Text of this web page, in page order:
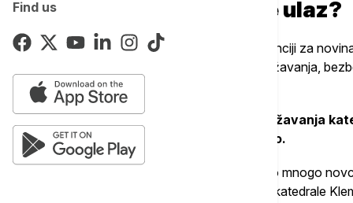
Find usZašto crkva naplaćuje ulaz?
Predstavnici crkve saopštili su na konferenciji za
neophodno kako bi se pokrili troškovi održavanja,
znamenitog zdanja.
Procenjuje se da godišnji troškovi održavanja
odnosno približno 44.000 evra dnevno.
"Katedrala košta; za katedralu je potrebno mnogo
više nego dobrodošla", rekao je upravnik katedrale